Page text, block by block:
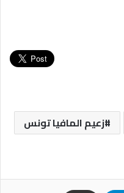
زعيم المافيا تونس